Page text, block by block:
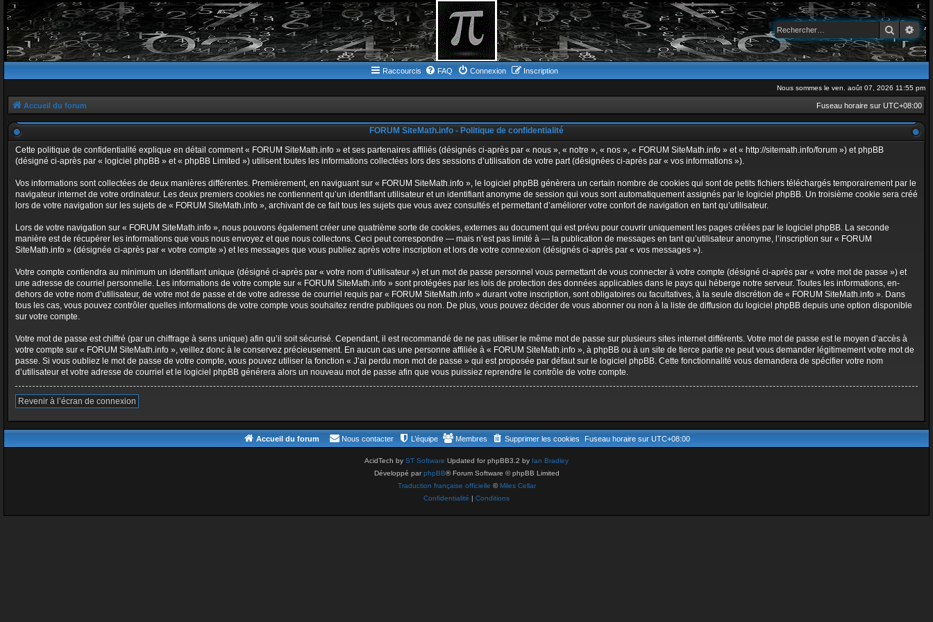
Raccourcis FAQ Connexion Inscription
Nous sommes le ven. août 07, 2026 11:55 pm
Accueil du forum Fuseau horaire sur UTC+08:00
FORUM SiteMath.info - Politique de confidentialité
Cette politique de confidentialité explique en détail comment « FORUM SiteMath.info » et ses partenaires affiliés (désignés ci-après par « nous », « notre », « nos », « FORUM SiteMath.info » et « http://sitemath.info/forum ») et phpBB
(désigné ci-après par « logiciel phpBB » et « phpBB Limited ») utilisent toutes les informations collectées lors des sessions d’utilisation de votre part (désignées ci-après par « vos informations »).
Vos informations sont collectées de deux manières différentes. Premièrement, en naviguant sur « FORUM SiteMath.info », le logiciel phpBB génèrera un certain nombre de cookies qui sont de petits fichiers téléchargés temporairement par le
navigateur internet de votre ordinateur. Les deux premiers cookies ne contiennent qu’un identifiant utilisateur et un identifiant anonyme de session qui vous sont automatiquement assignés par le logiciel phpBB. Un troisième cookie sera créé
lors de votre navigation sur les sujets de « FORUM SiteMath.info », archivant de ce fait tous les sujets que vous avez consultés et permettant d’améliorer votre confort de navigation en tant qu’utilisateur.
Lors de votre navigation sur « FORUM SiteMath.info », nous pouvons également créer une quatrième sorte de cookies, externes au document qui est prévu pour couvrir uniquement les pages créées par le logiciel phpBB. La seconde
manière est de récupérer les informations que vous nous envoyez et que nous collectons. Ceci peut correspondre — mais n’est pas limité à — la publication de messages en tant qu’utilisateur anonyme, l’inscription sur « FORUM
SiteMath.info » (désignée ci-après par « votre compte ») et les messages que vous publiez après votre inscription et lors de votre connexion (désignés ci-après par « vos messages »).
Votre compte contiendra au minimum un identifiant unique (désigné ci-après par « votre nom d’utilisateur ») et un mot de passe personnel vous permettant de vous connecter à votre compte (désigné ci-après par « votre mot de passe ») et
une adresse de courriel personnelle. Les informations de votre compte sur « FORUM SiteMath.info » sont protégées par les lois de protection des données applicables dans le pays qui héberge notre serveur. Toutes les informations, en-
dehors de votre nom d’utilisateur, de votre mot de passe et de votre adresse de courriel requis par « FORUM SiteMath.info » durant votre inscription, sont obligatoires ou facultatives, à la seule discrétion de « FORUM SiteMath.info ». Dans
tous les cas, vous pouvez contrôler quelles informations de votre compte vous souhaitez rendre publiques ou non. De plus, vous pouvez décider de vous abonner ou non à la liste de diffusion du logiciel phpBB depuis une option disponible
sur votre compte.
Votre mot de passe est chiffré (par un chiffrage à sens unique) afin qu’il soit sécurisé. Cependant, il est recommandé de ne pas utiliser le même mot de passe sur plusieurs sites internet différents. Votre mot de passe est le moyen d’accès à
votre compte sur « FORUM SiteMath.info », veillez donc à le conservez précieusement. En aucun cas une personne affiliée à « FORUM SiteMath.info », à phpBB ou à un site de tierce partie ne peut vous demander légitimement votre mot de
passe. Si vous oubliez le mot de passe de votre compte, vous pouvez utiliser la fonction « J’ai perdu mon mot de passe » qui est proposée par défaut sur le logiciel phpBB. Cette fonctionnalité vous demandera de spécifier votre nom
d’utilisateur et votre adresse de courriel et le logiciel phpBB générera alors un nouveau mot de passe afin que vous puissiez reprendre le contrôle de votre compte.
Revenir à l’écran de connexion
Accueil du forum Fuseau horaire sur UTC+08:00
Supprimer les cookies
Membres
L’équipe
Nous contacter
AcidTech by ST Software Updated for phpBB3.2 by Ian Bradley
Développé parphpBB® Forum Software © phpBB Limited
Traduction française officielle ©Miles Cellar
Confidentialité | Conditions